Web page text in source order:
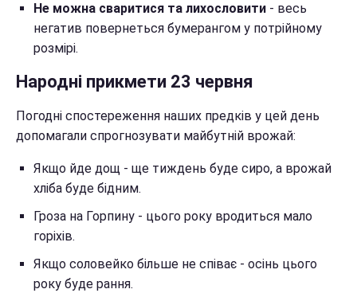
Не можна сваритися та лихословити - весь
негатив повернеться бумерангом у потрійному
розмірі.
Народні прикмети 23 червня
Погодні спостереження наших предків у цей день
допомагали спрогнозувати майбутній врожай:
Якщо йде дощ - ще тиждень буде сиро, а врожай
хліба буде бідним.
Гроза на Горпину - цього року вродиться мало
горіхів.
Якщо соловейко більше не співає - осінь цього
року буде рання.